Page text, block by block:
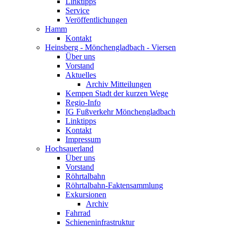
Service
Veröffentlichungen
Hamm
Kontakt
Heinsberg - Mönchengladbach - Viersen
Über uns
Vorstand
Aktuelles
Archiv Mitteilungen
Kempen Stadt der kurzen Wege
Regio-Info
IG Fußverkehr Mönchengladbach
Linktipps
Kontakt
Impressum
Hochsauerland
Über uns
Vorstand
Röhrtalbahn
Röhrtalbahn-Faktensammlung
Exkursionen
Archiv
Fahrrad
Schieneninfrastruktur